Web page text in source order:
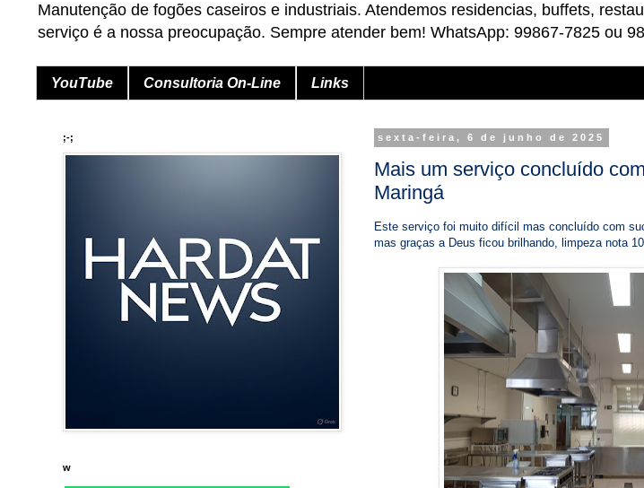
Manutenção de fogões caseiros e industriais. Atendemos residencias, buffets,
serviço é a nossa preocupação. Sempre atender bem! WhatsApp: 99867-7825 ou
YouTube Consultoria On-Line Links
sexta-feira, 6 de junho de 2025
Mais um serviço concluído
Maringá
Este serviço foi muito difícil mas concluído com
mas graças a Deus ficou brilhando, limpeza nota 10.
;-;
w